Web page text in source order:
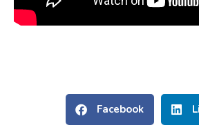
Facebook